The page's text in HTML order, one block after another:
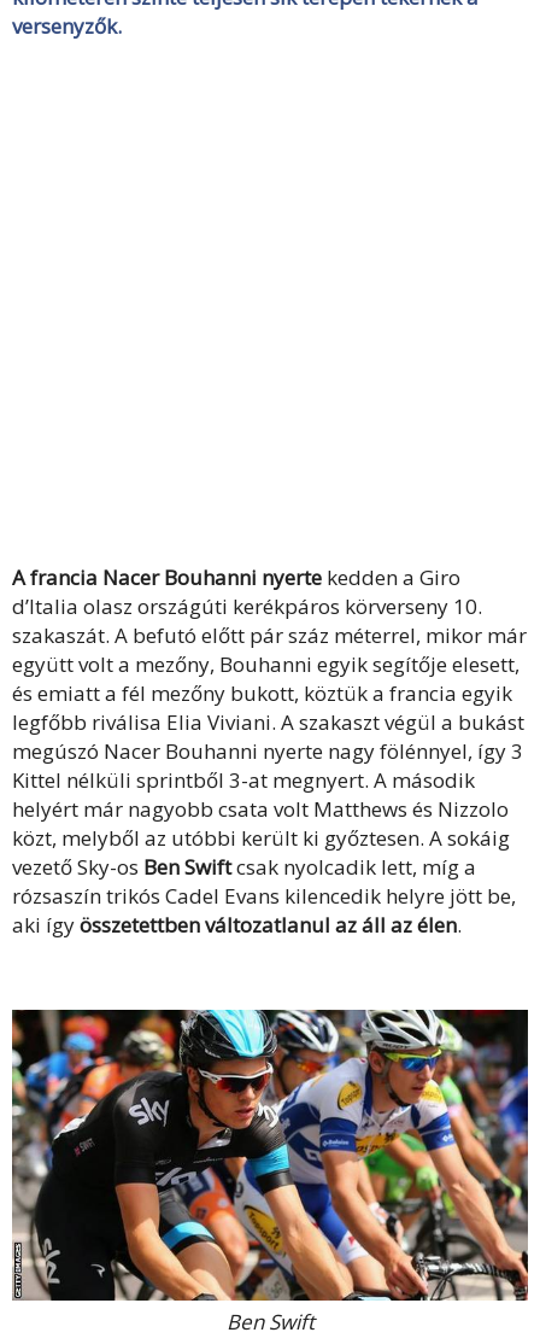
versenyzők.
A francia Nacer Bouhanni nyerte kedden a Giro
d’Italia olasz országúti kerékpáros körverseny 10.
szakaszát. A befutó előtt pár száz méterrel, mikor már
együtt volt a mezőny, Bouhanni egyik segítője elesett,
és emiatt a fél mezőny bukott, köztük a francia egyik
legfőbb riválisa Elia Viviani. A szakaszt végül a bukást
megúszó Nacer Bouhanni nyerte nagy fölénnyel, így 3
Kittel nélküli sprintből 3-at megnyert. A második
helyért már nagyobb csata volt Matthews és Nizzolo
közt, melyből az utóbbi került ki győztesen. A sokáig
vezető Sky-os Ben Swiftcsak nyolcadik lett, míg a
rózsaszín trikós Cadel Evans kilencedik helyre jött be,
aki ígyösszetettben változatlanul az áll az élen.
Ben Swift